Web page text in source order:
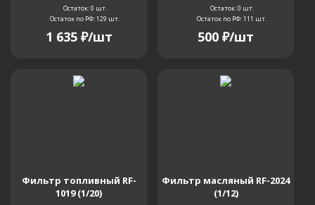
Остаток: 0 шт.
Остаток по РФ: 129 шт.
1 635₽/шт
Остаток: 0 шт.
Остаток по РФ: 111 шт.
500 ₽/шт
Фильтр топливный RF-
1019 (1/20)
Фильтр масляный RF-2024
(1/12)